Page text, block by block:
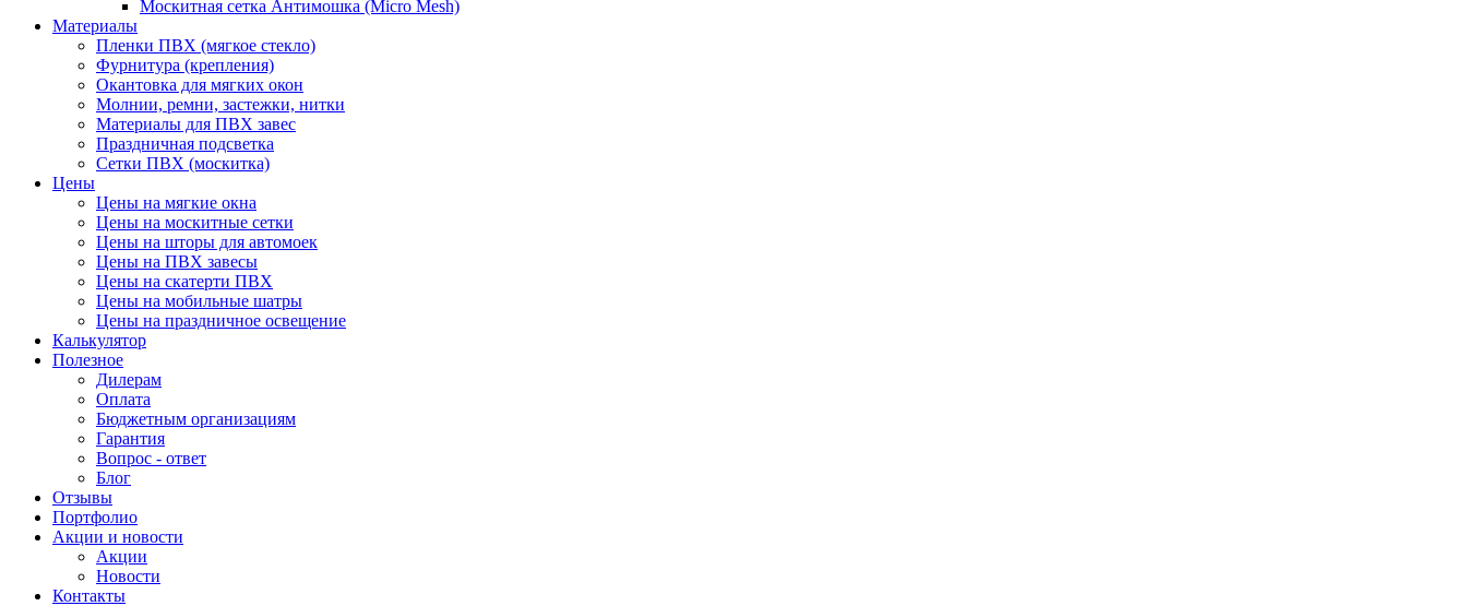
Москитная сетка Антимошка (Micro Mesh)
Материалы
Пленки ПВХ (мягкое стекло)
Фурнитура (крепления)
Окантовка для мягких окон
Молнии, ремни, застежки, нитки
Материалы для ПВХ завес
Праздничная подсветка
Сетки ПВХ (москитка)
Цены
Цены на мягкие окна
Цены на москитные сетки
Цены на шторы для автомоек
Цены на ПВХ завесы
Цены на скатерти ПВХ
Цены на мобильные шатры
Цены на праздничное освещение
Калькулятор
Полезное
Дилерам
Оплата
Бюджетным организациям
Гарантия
Вопрос - ответ
Блог
Отзывы
Портфолио
Акции и новости
Акции
Новости
Контакты